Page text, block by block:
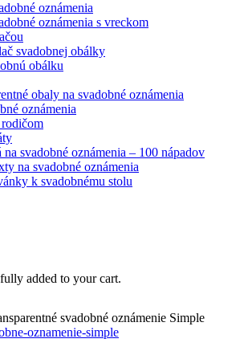
oznámenia
oznámenia s vreckom
svadobnej obálky
obálku
obaly na svadobné oznámenia
oznámenia
na svadobné oznámenia – 100 nápadov
na svadobné oznámenia
k svadobnému stolu
added to your cart.
svadobné oznámenie Simple